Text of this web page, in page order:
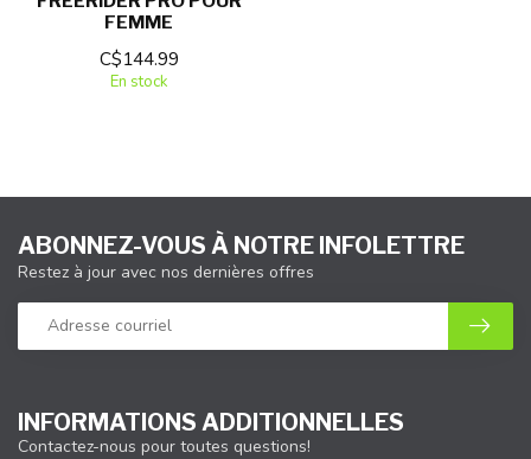
FEMME
C$144.99
En stock
INFORMATIONS ADDITIONNELLES
Contactez-nous pour toutes questions!
ABONNEZ-VOUS À NOTRE INFOLETTRE
Restez à jour avec nos dernières offres